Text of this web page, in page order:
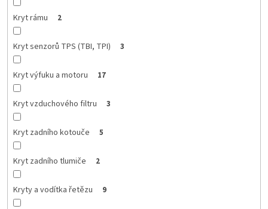
Kryt rámu 2
Kryt senzorů TPS (TBI, TPI) 3
Kryt výfuku a motoru 17
Kryt vzduchového filtru 3
Kryt zadního kotouče 5
Kryt zadního tlumiče 2
Kryty a vodítka řetězu 9